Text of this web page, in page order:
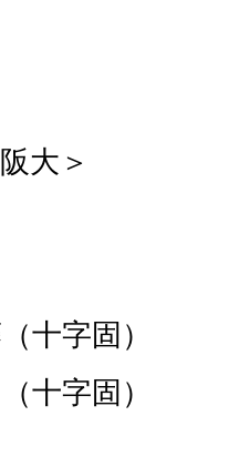
大＞
字固）
字固）